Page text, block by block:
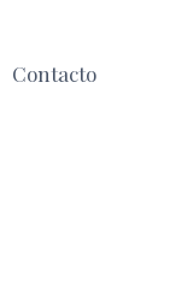
Contacto